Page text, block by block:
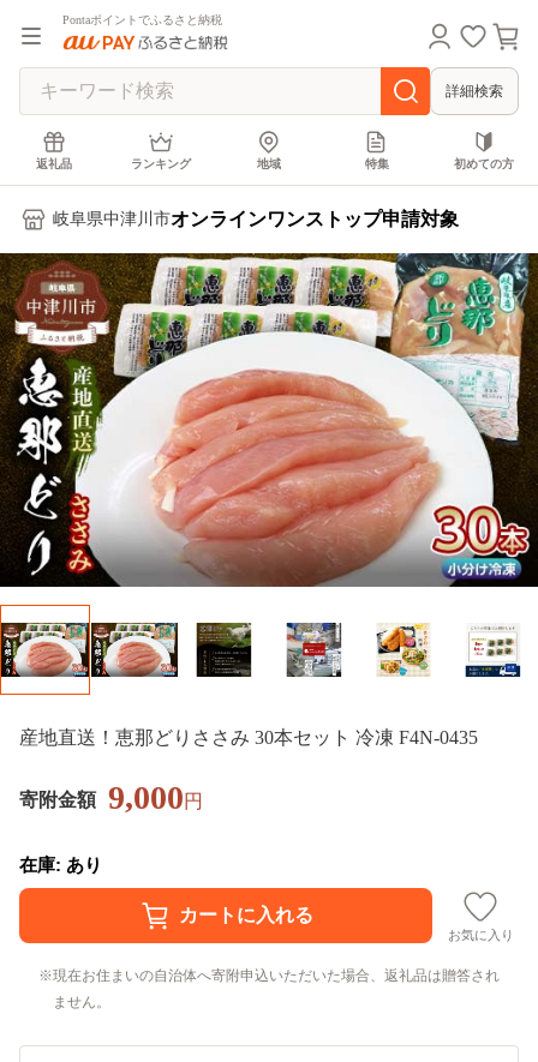
Pontaポイントでふるさと納税
詳細検索
返礼品 ランキング 地域 特集 初めての方
岐阜県中津川市オンラインワンストップ申請対象
産地直送！恵那どりささみ 30本セット 冷凍 F4N-0435
寄附金額 9,000円
在庫: あり
お気に入り
現在お住まいの自治体へ寄附申込いただいた場合、返礼品は贈答され
ません。